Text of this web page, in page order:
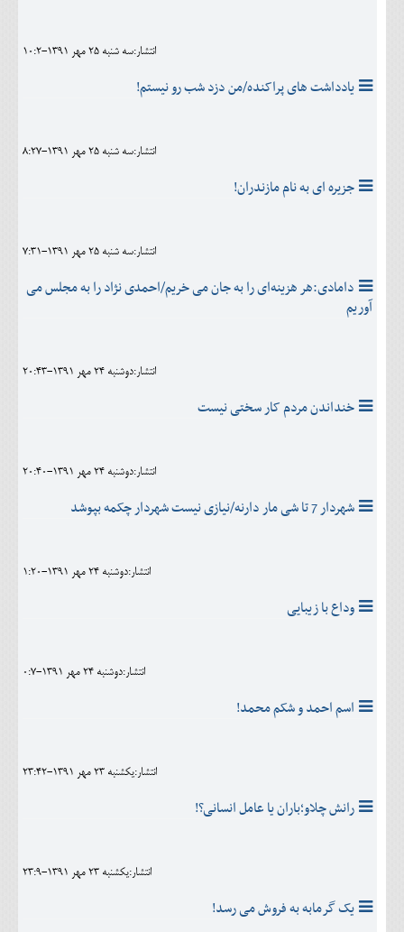
انتشار:سه شنبه 25 مهر 1391-10:2
یادداشت های پراکنده/من دزد شب رو نیستم!
انتشار:سه شنبه 25 مهر 1391-8:27
جزیره ای به نام مازندران!
انتشار:سه شنبه 25 مهر 1391-7:31
دامادی:هر هزینه‌ای را به جان می خریم/احمدی نژاد را به مجلس می
آوریم
انتشار:دوشنبه 24 مهر 1391-20:43
خنداندن مردم کار سختی نیست
انتشار:دوشنبه 24 مهر 1391-20:40
شهردار 7 تا شی مار دارنه/نیازی نیست شهردار چکمه بپوشد
انتشار:دوشنبه 24 مهر 1391-1:20
وداع با زیبایی
انتشار:دوشنبه 24 مهر 1391-0:7
اسم احمد و شکم محمد!
انتشار:يکشنبه 23 مهر 1391-23:42
رانش چلاو؛باران یا عامل انسانی؟!
انتشار:يکشنبه 23 مهر 1391-23:9
یک گرمابه به فروش می رسد!